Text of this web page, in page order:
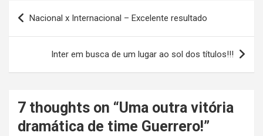
Navegação
de
Nacional x Internacional – Excelente resultado
Inter em busca de um lugar ao sol dos títulos!!!
7 thoughts on “Uma outra vitória
dramática de time Guerrero!”